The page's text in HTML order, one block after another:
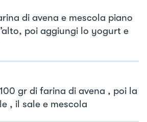
di avena e mescola piano
poi aggiungi lo yogurt e
gr di farina di avena , poi la
, il sale e mescola